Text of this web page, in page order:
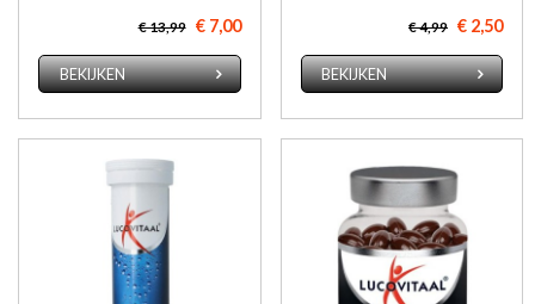
€ 13,99 € 7,00
BEKIJKEN
€ 4,99 € 2,50
BEKIJKEN